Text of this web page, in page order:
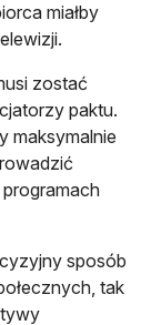
miałby
zostać
paktu.
maksymalnie
sposób
tak